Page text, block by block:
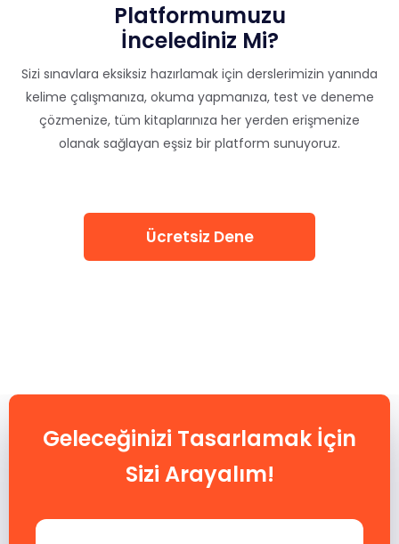
Platformumuzu
İncelediniz Mi?
Sizi sınavlara eksiksiz hazırlamak için derslerimizin yanında
kelime çalışmanıza, okuma yapmanıza, test ve deneme
çözmenize, tüm kitaplarınıza her yerden erişmenize
olanak sağlayan eşsiz bir platform sunuyoruz.
Ücretsiz Dene
Geleceğinizi Tasarlamak İçin
Sizi Arayalım!